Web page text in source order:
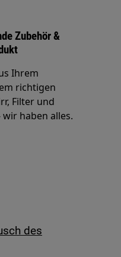
Zubehör &
Ihrem
richtigen
Filter und
haben alles.
des